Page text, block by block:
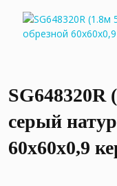
SG648320R
серый
60x60x0,9